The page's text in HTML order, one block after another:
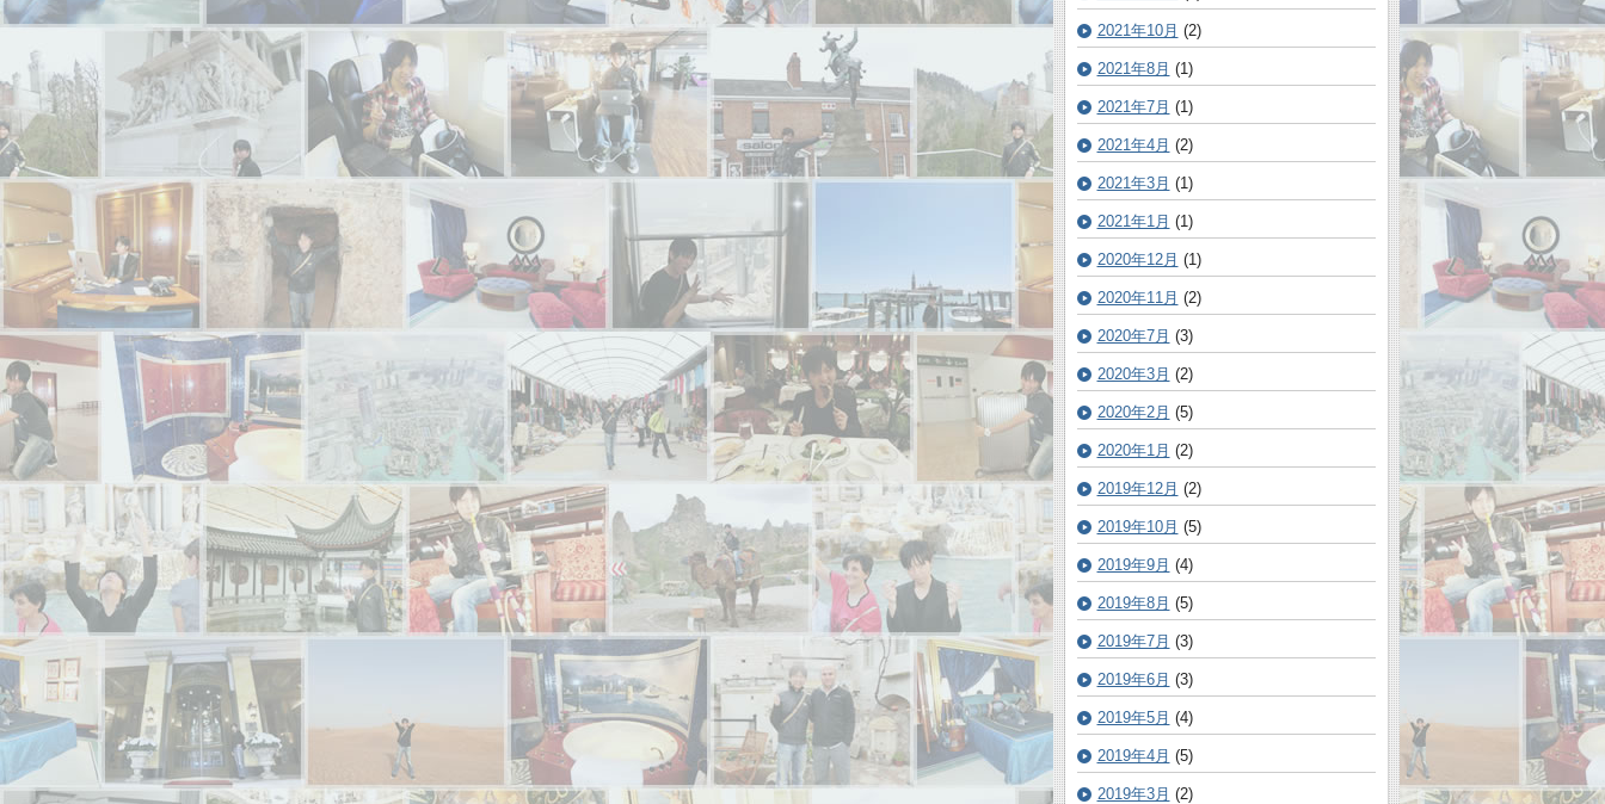
2021年10月 (2)
2021年8月 (1)
2021年7月 (1)
2021年4月 (2)
2021年3月 (1)
2021年1月 (1)
2020年12月 (1)
2020年11月 (2)
2020年7月 (3)
2020年3月 (2)
2020年2月 (5)
2020年1月 (2)
2019年12月 (2)
2019年10月 (5)
2019年9月 (4)
2019年8月 (5)
2019年7月 (3)
2019年6月 (3)
2019年5月 (4)
2019年4月 (5)
2019年3月 (2)